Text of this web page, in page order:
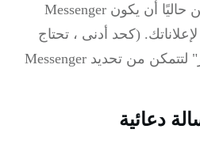
لا يمكن حاليًا أن يكون Messenger
(كحد أدنى ، تحتاج
أيضًا إلى تحديد "موجز" لتتمكن من تحديد Messenger
دعائية